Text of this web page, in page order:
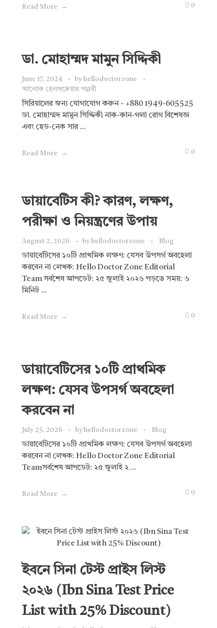
Read More 0
ডা. মোহাম্মদ মামুন সিদ্দিকী
June 17, 2024 by hellodoctorzone
আলোক হেলথকেয়ার পল্লবী
সিরিয়ালের জন্য যোগাযোগ করুন - +880 1949-605525
ডা. মোহাম্মদ মামুন সিদ্দিকী নাক-কান-গলা রোগ বিশেষজ্ঞ
এবং হেড-নেক সার ...
Read More 0
ডায়াবেটিস কী? কারণ, লক্ষণ,
পরীক্ষা ও নিয়ন্ত্রণের উপায়
August 2, 2026 by hellodoctorzone Blog
ডায়াবেটিসের ১০টি প্রাথমিক লক্ষণ: যেসব উপসর্গ অবহেলা
করবেন না লেখক: Hello Doctor Zone Editorial
Team সর্বশেষ আপডেট: ২৫ জুলাই ২০২৬ পড়তে সময়: ৬
মিনিট ...
Read More 0
ডায়াবেটিসের ১০টি প্রাথমিক
লক্ষণ: যেসব উপসর্গ অবহেলা
করবেন না
July 25, 2026 by hellodoctorzone Blog
ডায়াবেটিসের ১০টি প্রাথমিক লক্ষণ: যেসব উপসর্গ অবহেলা
করবেন না লেখক: Hello Doctor Zone Editorial
Teamসর্বশেষ আপডেট: ২৫ জুলাই ২ ...
Read More 0
ইবনে সিনা টেস্ট প্রাইস লিস্ট
২০২৬ (Ibn Sina Test Price
List with 25% Discount)